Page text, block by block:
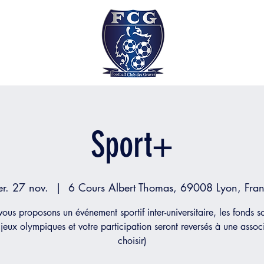
Sport+
27 nov.
  |
6 Cours Albert Thomas, 69008 Lyon,
proposons un événement sportif inter-universitaire, les fonds
olympiques et votre participation seront reversés à une
choisir)